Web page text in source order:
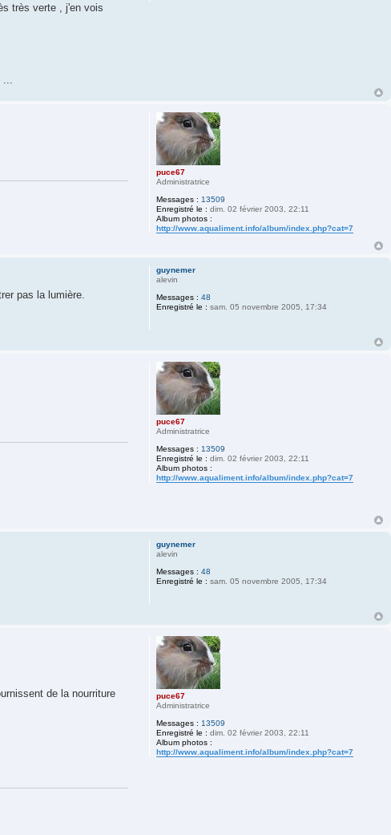
très verte , j'en vois
...
puce67
Administratrice
Messages : 13509
Enregistré le : dim. 02 février 2003, 22:11
Album photos :
http://www.aqualiment.info/album/index.php?cat=7
guynemer
alevin
Messages : 48
Enregistré le : sam. 05 novembre 2005, 17:34
pas la lumière.
puce67
Administratrice
Messages : 13509
Enregistré le : dim. 02 février 2003, 22:11
Album photos :
http://www.aqualiment.info/album/index.php?cat=7
guynemer
alevin
Messages : 48
Enregistré le : sam. 05 novembre 2005, 17:34
puce67
Administratrice
Messages : 13509
Enregistré le : dim. 02 février 2003, 22:11
Album photos :
http://www.aqualiment.info/album/index.php?cat=7
de la nourriture